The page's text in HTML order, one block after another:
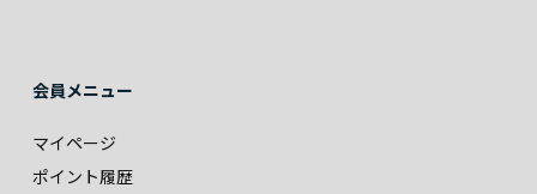
会員メニュー
マイページ
ポイント履歴